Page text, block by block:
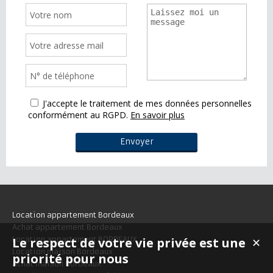
J'accepte le traitement de mes données personnelles
conformément au RGPD. En savoir plus
Location appartement Bordeaux
Achat appartement Bordeaux
Location appartement BORDEAUX
Location maison Bordeaux
Achat maison Bordeaux
✕
Le respect de votre vie privée est une
priorité pour nous